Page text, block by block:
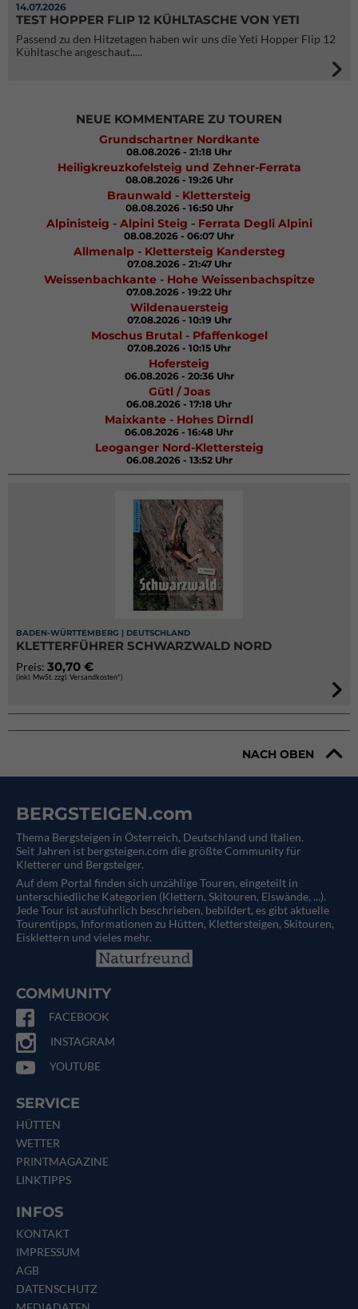
14.07.2026
TEST HOPPER FLIP 12 KÜHLTASCHE VON YETI
Passend zu den Hitzetagen haben wir uns die Yeti Hopper Flip 12
Kühltasche angeschaut.....
NEUE KOMMENTARE ZU TOUREN
Grundschartner Nordkante
08.08.2026 - 21:18 Uhr
Heiligkreuzkofelsteig und Zehner-Ferrata
08.08.2026 - 19:26 Uhr
Braunwald - Klettersteig
08.08.2026 - 16:50 Uhr
Alpinisteig - Alpini Steig - Ferrata Degli Alpini
08.08.2026 - 06:07 Uhr
Allmenalp - Klettersteig Kandersteg
07.08.2026 - 21:47 Uhr
Weissenbachkante - Hohe Weissenbachspitze
07.08.2026 - 19:22 Uhr
Wildenauersteig
07.08.2026 - 10:19 Uhr
Moschus Brutal - Pfaffenkogel
07.08.2026 - 10:15 Uhr
Hofersteig
06.08.2026 - 20:36 Uhr
Gütl / Joas
06.08.2026 - 17:18 Uhr
Maixkante - Hohes Dirndl
06.08.2026 - 16:48 Uhr
Leoganger Nord-Klettersteig
06.08.2026 - 13:52 Uhr
BADEN-WÜRTTEMBERG | DEUTSCHLAND
KLETTERFÜHRER SCHWARZWALD NORD
Preis: 30,70 €
(inkl. MwSt. zzgl. Versandkosten*)
NACH OBEN
BERGSTEIGEN.com
Thema Bergsteigen in Österreich, Deutschland und Italien.
Seit Jahren ist bergsteigen.com die größte Community für
Kletterer und Bergsteiger.
Auf dem Portal finden sich unzählige Touren, eingeteilt in
unterschiedliche Kategorien (Klettern, Skitouren, Eiswände, ...).
Jede Tour ist ausführlich beschrieben, bebildert, es gibt aktuelle
Tourentipps, Informationen zu Hütten, Klettersteigen, Skitouren,
Eisklettern und vieles mehr.
COMMUNITY
FACEBOOK
INSTAGRAM
YOUTUBE
SERVICE
HÜTTEN
WETTER
PRINTMAGAZINE
LINKTIPPS
INFOS
KONTAKT
IMPRESSUM
AGB
DATENSCHUTZ